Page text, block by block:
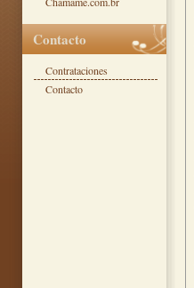
Contacto
Contrataciones
Contacto